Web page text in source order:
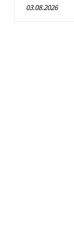
03.08.2026